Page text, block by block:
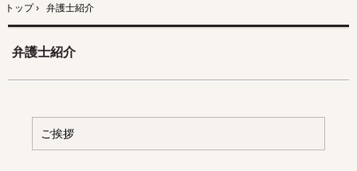
トップ› 弁護士紹介
弁護士紹介
ご挨拶